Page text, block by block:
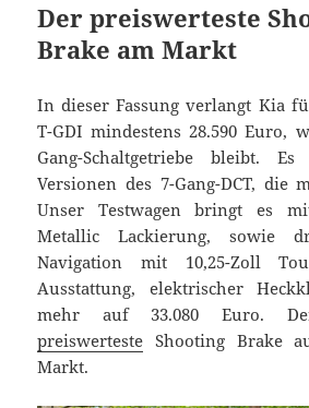
Der preiswerteste
Brake am Markt
In dieser Fassung verlangt Kia
T-GDI mindestens 28.590 Euro,
Gang-Schaltgetriebe bleibt.
Versionen des 7-Gang-DCT, die
Unser Testwagen bringt es
Metallic Lackierung, sowie
Navigation mit 10,25-Zoll
Ausstattung, elektrischer
mehr auf 33.080 Euro.
preiswerteste Shooting Brake
Markt.